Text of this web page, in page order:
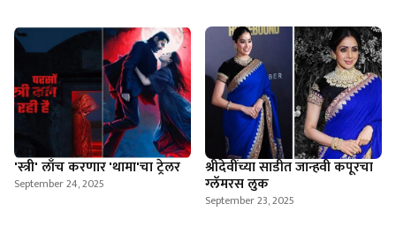
'स्त्री' लाँच करणार 'थामा'चा ट्रेलर
September 24, 2025
श्रीदेवींच्या साडीत जान्हवी कपूरचा
ग्लॅमरस लुक
September 23, 2025